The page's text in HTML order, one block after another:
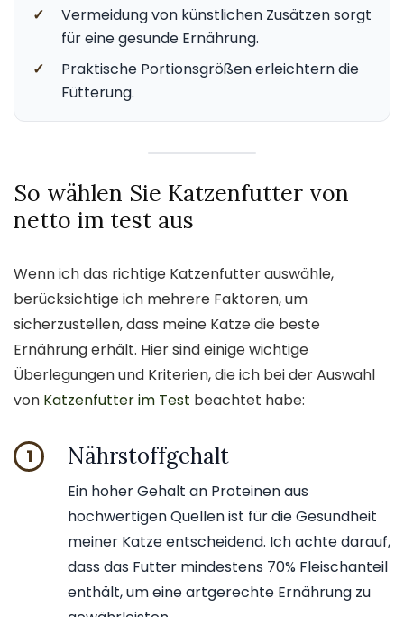
✓
Vermeidung von künstlichen Zusätzen sorgt
für eine gesunde Ernährung.
✓
Praktische Portionsgrößen erleichtern die
Fütterung.
So wählen Sie Katzenfutter von
netto im test aus
Wenn ich das richtige Katzenfutter auswähle,
berücksichtige ich mehrere Faktoren, um
sicherzustellen, dass meine Katze die beste
Ernährung erhält. Hier sind einige wichtige
Überlegungen und Kriterien, die ich bei der Auswahl
von Katzenfutter im Test beachtet habe:
1 Nährstoffgehalt
Ein hoher Gehalt an Proteinen aus
hochwertigen Quellen ist für die Gesundheit
meiner Katze entscheidend. Ich achte darauf,
dass das Futter mindestens 70% Fleischanteil
enthält, um eine artgerechte Ernährung zu